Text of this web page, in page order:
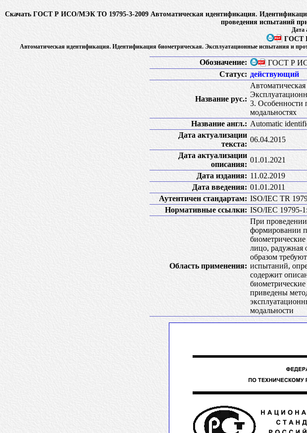
Скачать ГОСТ Р ИСО/МЭК ТО 19795-3-2009 Автоматическая идентификация.
проведения испытаний
Дата
ГОСТ
Автоматическая идентификация. Идентификация биометрическая. Эксплуатационные испытания и
Обозначение:
ГОСТ Р
Статус: действующий
Название рус.:
3. Особенности
модальностях
Название англ.: Automatic
Дата актуализации
текста:
06.04.2015
Дата актуализации
описания:
01.01.2021
Дата издания: 11.02.2019
Дата введения: 01.01.2011
Аутентичен стандартам: ISO/IEC TR
Нормативные ссылки: ISO/IEC 19795-
Область применения:
При
формировании
лицо, радужная
образом
испытаний,
содержит
приведены
модальности